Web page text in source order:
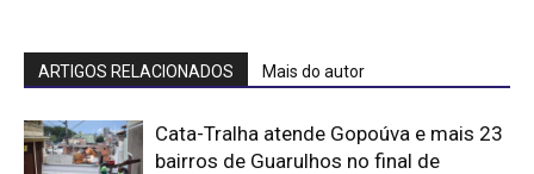
ARTIGOS RELACIONADOS Mais do autor
Cata-Tralha atende Gopoúva e mais 23
bairros de Guarulhos no final de